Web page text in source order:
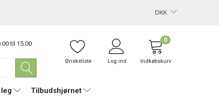
DKK
til 15.00
Ønskeliste Log ind Indkøbskurv
0
Tilbudshjørnet